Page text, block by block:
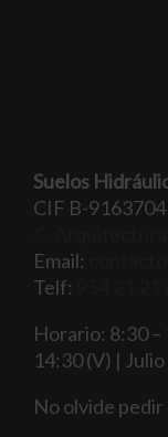
Suelos
CIF B-
Email:
Telf:
Horario: 8:30 –
14:30 (V) |
No olvide